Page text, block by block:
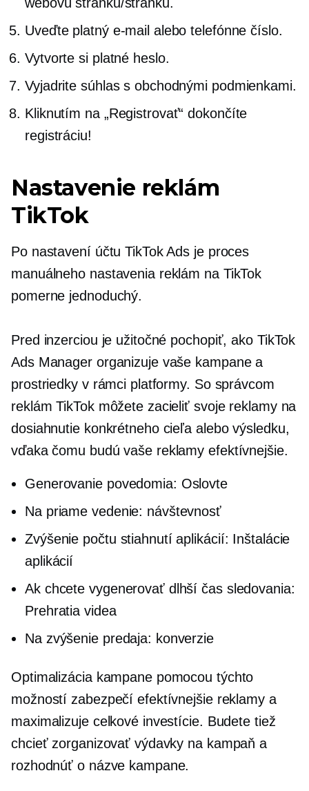
Uveďte platný e-mail alebo telefónne číslo.
Vytvorte si platné heslo.
Vyjadrite súhlas s obchodnými podmienkami.
Kliknutím na „Registrovať“ dokončíte
registráciu!
Nastavenie reklám
TikTok
Po nastavení účtu TikTok Ads je proces
manuálneho nastavenia reklám na TikTok
pomerne jednoduchý.
Pred inzerciou je užitočné pochopiť, ako TikTok
Ads Manager organizuje vaše kampane a
prostriedky v rámci platformy. So správcom
reklám TikTok môžete zacieliť svoje reklamy na
dosiahnutie konkrétneho cieľa alebo výsledku,
vďaka čomu budú vaše reklamy efektívnejšie.
Generovanie povedomia: Oslovte
Na priame vedenie: návštevnosť
Zvýšenie počtu stiahnutí aplikácií: Inštalácie
aplikácií
Ak chcete vygenerovať dlhší čas sledovania:
Prehratia videa
Na zvýšenie predaja: konverzie
Optimalizácia kampane pomocou týchto
možností zabezpečí efektívnejšie reklamy a
maximalizuje celkové investície. Budete tiež
chcieť zorganizovať výdavky na kampaň a
rozhodnúť o názve kampane.